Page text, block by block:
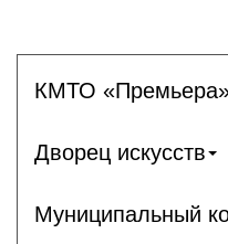
КМТО
Дворец искусств
Муниципальный